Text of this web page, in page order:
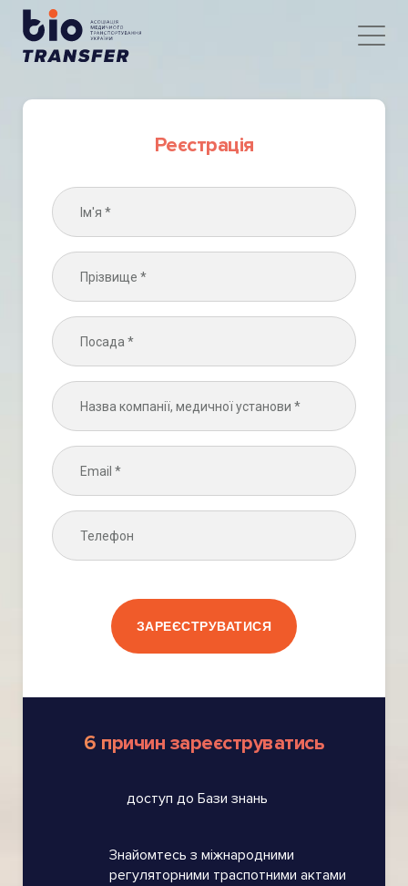
Реєстрація
ЗАРЕЄСТРУВАТИСЯ
6 причин зареєструватись
доступ до Бази знань
Знайомтесь з міжнародними
регуляторними траспотними актами